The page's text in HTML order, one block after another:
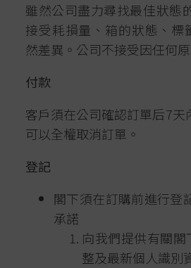
雖然公司盡力尋找最佳狀態
接受耗損量、箱的狀態、標
然差異。公司不接受因任何
付款
客戶須在公司確認訂單后7天
可以全權取消訂單。
登記
閣下須在訂購前進行登
承諾
向我們提供有關
整及最新個人識別